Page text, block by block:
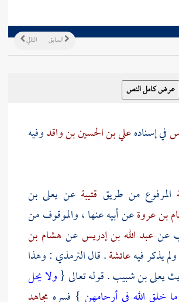
التالي السابق
في إسنادهعلي بن الحسين بن واقدوفيه
المرفوع من طريق قتيبة عن يعلى بن
بن عروةعن أبيه عنها ، والموقوف من
عنعبد الله بن إدريسعنهشام بن
يذكر فيهعائشة. قالالترمذي : وهذا
يعلى بن شبيب. قوله تعالى {ولا يحل
خلق الله في أرحامهن } فسره مجاهد